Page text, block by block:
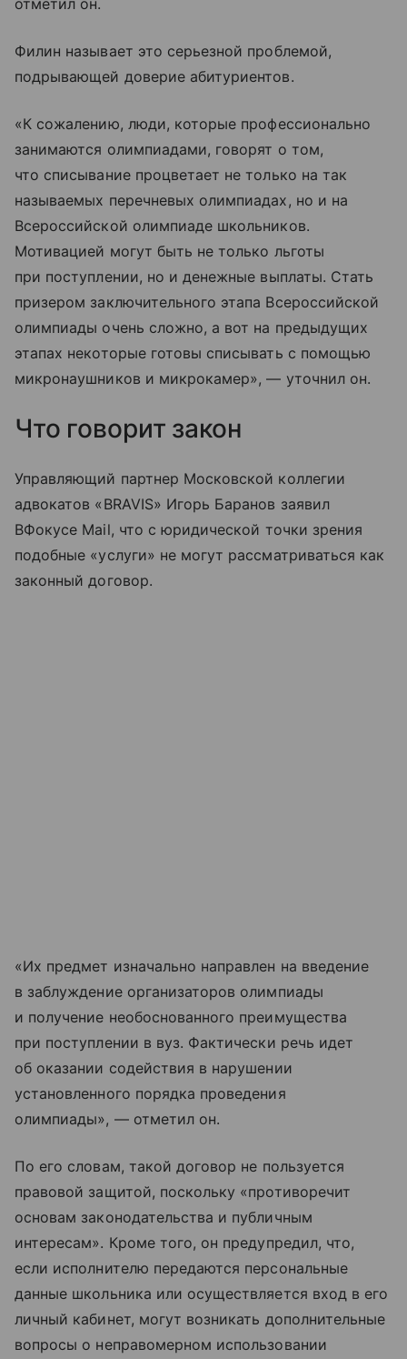
Филин называет это серьезной проблемой,
подрывающей доверие абитуриентов.
«К сожалению, люди, которые профессионально
занимаются олимпиадами, говорят о том,
что списывание процветает не только на так
называемых перечневых олимпиадах, но и на
Всероссийской олимпиаде школьников.
Мотивацией могут быть не только льготы
при поступлении, но и денежные выплаты. Стать
призером заключительного этапа Всероссийской
олимпиады очень сложно, а вот на предыдущих
этапах некоторые готовы списывать с помощью
микронаушников и микрокамер», — уточнил он.
Что говорит закон
Управляющий партнер Московской коллегии
адвокатов «BRAVIS» Игорь Баранов заявил
ВФокусе Mail, что с юридической точки зрения
подобные «услуги» не могут рассматриваться как
законный договор.
«Их предмет изначально направлен на введение
в заблуждение организаторов олимпиады
и получение необоснованного преимущества
при поступлении в вуз. Фактически речь идет
об оказании содействия в нарушении
установленного порядка проведения
олимпиады», — отметил он.
По его словам, такой договор не пользуется
правовой защитой, поскольку «противоречит
основам законодательства и публичным
интересам». Кроме того, он предупредил, что,
если исполнителю передаются персональные
данные школьника или осуществляется вход в его
личный кабинет, могут возникать дополнительные
вопросы о неправомерном использовании